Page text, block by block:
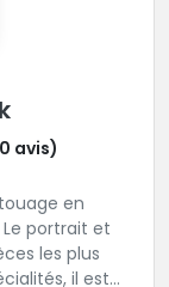
avis)
en
les plus
il est